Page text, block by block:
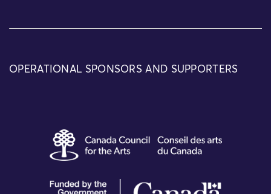
OPERATIONAL SPONSORS AND SUPPORTERS